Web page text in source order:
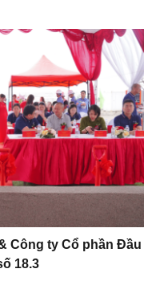
Công ty Cổ phần Đầu
18.3